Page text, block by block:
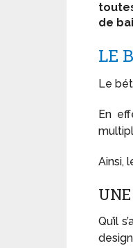
de
LE
Le
En
Ainsi,
Qu’il